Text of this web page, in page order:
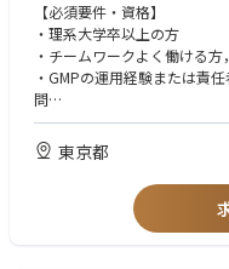
【必須要件・資格】
・理系大学卒以上の方
・チームワークよく働ける
・GMPの運用経験または責
問
・監査業務に関する実務経
└治験薬製造に関する知識
【推奨要件・資格】
・監査責任者のご経験
・GMP監査又は信頼性基準
東京都